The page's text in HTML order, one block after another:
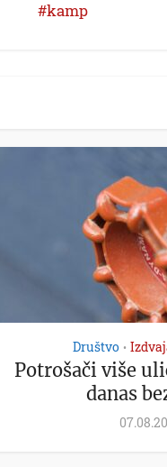
kamp
Društvo •
Potrošači više
danas